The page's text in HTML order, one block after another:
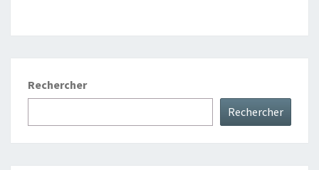
Rechercher
Rechercher